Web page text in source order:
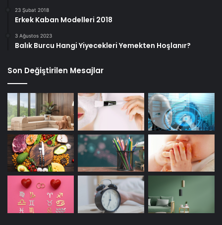
23 Şubat 2018
Erkek Kaban Modelleri 2018
3 Ağustos 2023
Balık Burcu Hangi Yiyecekleri Yemekten Hoşlanır?
Son Değiştirilen Mesajlar